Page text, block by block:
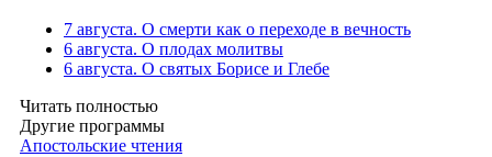
7 августа. О смерти как о переходе в вечность
6 августа. О плодах молитвы
6 августа. О святых Борисе и Глебе
Читать полностью
Другие программы
Апостольские чтения